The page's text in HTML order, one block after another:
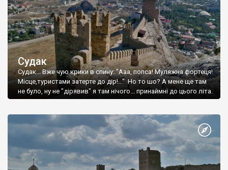
Судак
Судак... Вже чую крики в спину: "Ааа, попса! Муляжна фортеця!
Місце,туристами затерте до дір!..." Но то шо? А мене ще там
не було, ну не "дірявив" я там нічого... принаймні до цього літа.